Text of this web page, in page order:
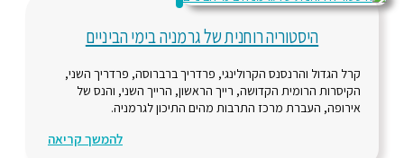
היסטוריה רוחנית של גרמניה בימי הביניים
קרל הגדול והרנסנס הקרולינגי, פרדריך ברברוסה, פרדריך השני,
הקיסרות הרומית הקדושה, רייך הראשון, הרייך השני, והנס של
אירופה, העברת מרכז התרבות מהים התיכון לגרמניה.
להמשך קריאההיסטוריה